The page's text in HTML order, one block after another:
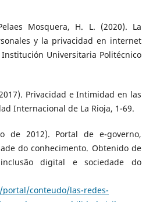
Mosquera, H. L. (2020). La
y la privacidad en internet
Universitaria Politécnico
Privacidad e Intimidad en las
Internacional de La Rioja, 1-69.
de 2012). Portal de e-governo,
do conhecimento. Obtenido de
digital e sociedade do
conteudo/las-redes-